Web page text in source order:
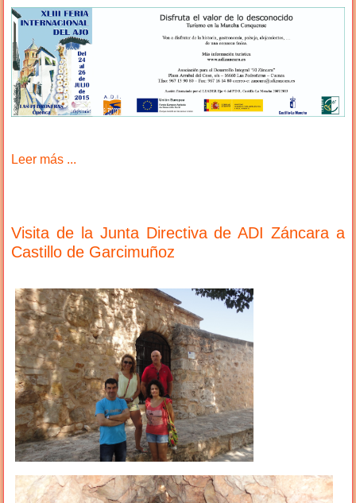
Leer más ...
Visita de la Junta Directiva de ADI Záncara a
Castillo de Garcimuñoz